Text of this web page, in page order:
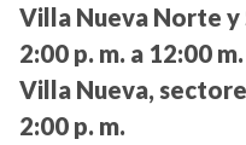
Villa Nueva Norte y
2:00 p. m. a 12:00 m.
Villa Nueva,
2:00 p. m.